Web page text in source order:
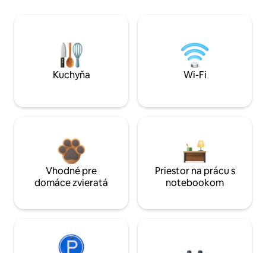
Kuchyňa Wi-Fi
Vhodné pre
domáce zvieratá
Priestor na prácu s
notebookom